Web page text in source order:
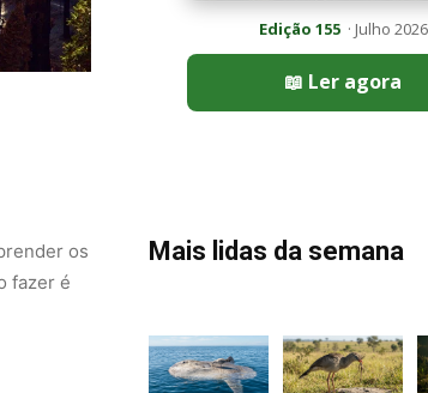
os
fazer é
Edição 155· Julho 2026
📖 Ler agora
Mais lidas da semana